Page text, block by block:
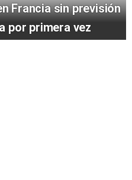
Francia sin previsión
por primera vez